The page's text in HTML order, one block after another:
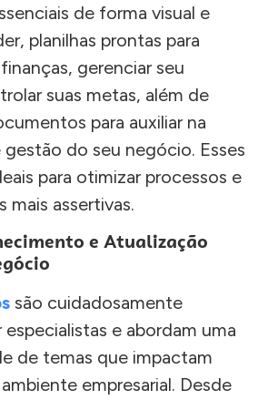
de forma visual e
planilhas prontas para
gerenciar seu
suas metas, além de
para auxiliar na
do seu negócio. Esses
para otimizar processos e
mais assertivas.
e Atualização
são cuidadosamente
e abordam uma
de temas que impactam
empresarial. Desde